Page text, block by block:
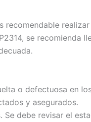
recomendable
se recomienda
o defectuosa en
y asegurados.
debe revisar el